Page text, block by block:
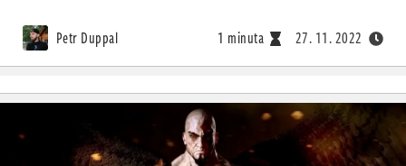
Petr Duppal 1 minuta 27. 11. 2022